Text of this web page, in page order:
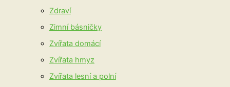
Zdraví
Zimní básničky
Zvířata domácí
Zvířata hmyz
Zvířata lesní a polní